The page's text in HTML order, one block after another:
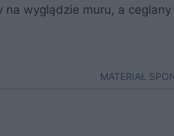
wyglądzie muru, a ceglany
MATERIAŁ